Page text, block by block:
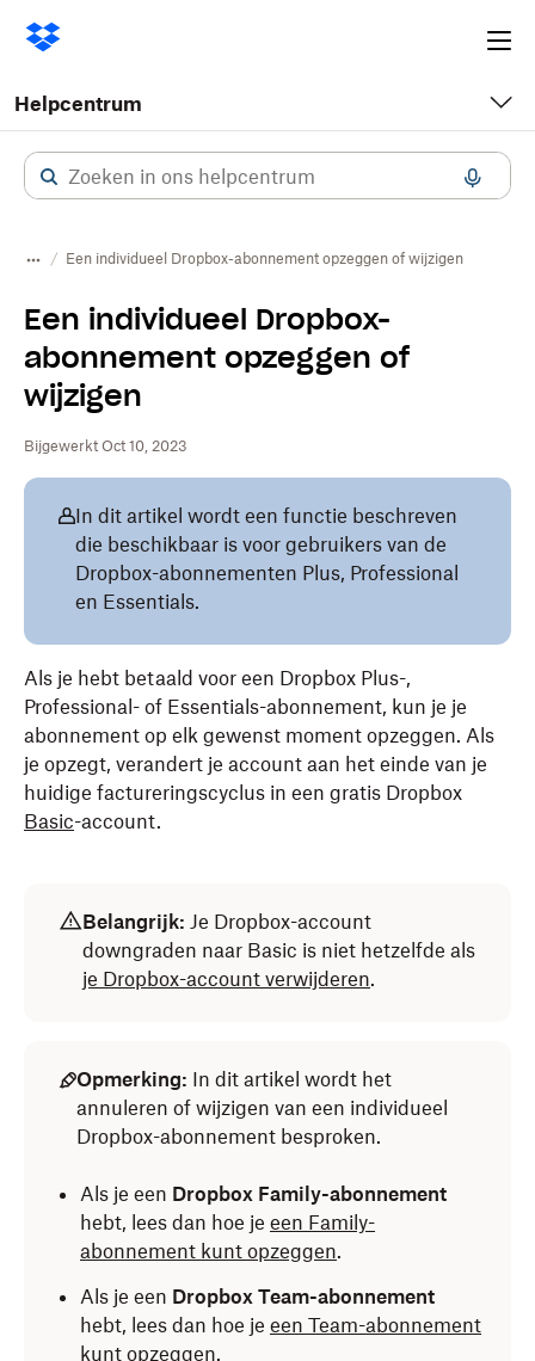
Helpcentrum
Een individueel Dropbox-abonnement opzeggen of wijzigen
Een individueel Dropbox-
abonnement opzeggen of
wijzigen
Bijgewerkt Oct 10, 2023
In dit artikel wordt een functie beschreven
die beschikbaar is voor gebruikers van de
Dropbox-abonnementen Plus, Professional
en Essentials.
Als je hebt betaald voor een Dropbox Plus-,
Professional- of Essentials-abonnement, kun je je
abonnement op elk gewenst moment opzeggen. Als
je opzegt, verandert je account aan het einde van je
huidige factureringscyclus in een gratis Dropbox
Basic-account.
Belangrijk: Je Dropbox-account
downgraden naar Basic is niet hetzelfde als
je Dropbox-account verwijderen.
Opmerking: In dit artikel wordt het
annuleren of wijzigen van een individueel
Dropbox-abonnement besproken.
Als je een Dropbox Family-abonnement
hebt, lees dan hoe je een Family-
abonnement kunt opzeggen.
Als je een Dropbox Team-abonnement
hebt, lees dan hoe je een Team-abonnement
kunt opzeggen.